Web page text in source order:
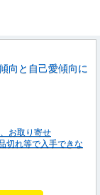
向と自己愛傾向に
お取り寄せ
れ等で入手できな